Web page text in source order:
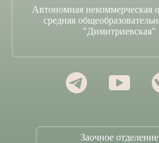
Автономная некоммерческая
средняя
"Димитриевская"
Заочное отделение